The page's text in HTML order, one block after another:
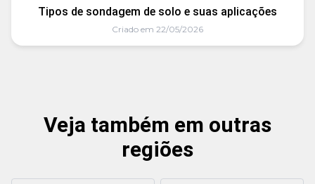
Tipos de sondagem de solo e suas aplicações
Criado em 22/05/2026
Veja também em outras
regiões